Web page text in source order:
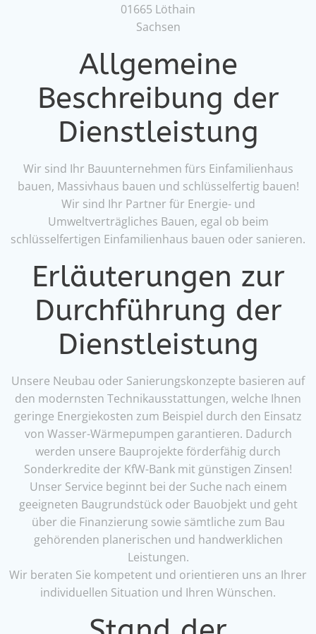
01665 Löthain
Sachsen
Allgemeine
Beschreibung der
Dienstleistung
Wir sind Ihr Bauunternehmen fürs Einfamilienhaus
bauen, Massivhaus bauen und schlüsselfertig bauen!
Wir sind Ihr Partner für Energie- und
Umweltverträgliches Bauen, egal ob beim
schlüsselfertigen Einfamilienhaus bauen oder sanieren.
Erläuterungen zur
Durchführung der
Dienstleistung
Unsere Neubau oder Sanierungskonzepte basieren auf
den modernsten Technikausstattungen, welche Ihnen
geringe Energiekosten zum Beispiel durch den Einsatz
von Wasser-Wärmepumpen garantieren. Dadurch
werden unsere Bauprojekte förderfähig durch
Sonderkredite der KfW-Bank mit günstigen Zinsen!
Unser Service beginnt bei der Suche nach einem
geeigneten Baugrundstück oder Bauobjekt und geht
über die Finanzierung sowie sämtliche zum Bau
gehörenden planerischen und handwerklichen
Leistungen.
Wir beraten Sie kompetent und orientieren uns an Ihrer
individuellen Situation und Ihren Wünschen.